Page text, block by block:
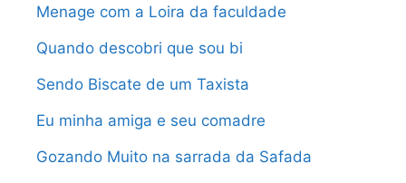
Menage com a Loira da faculdade
Quando descobri que sou bi
Sendo Biscate de um Taxista
Eu minha amiga e seu comadre
Gozando Muito na sarrada da Safada